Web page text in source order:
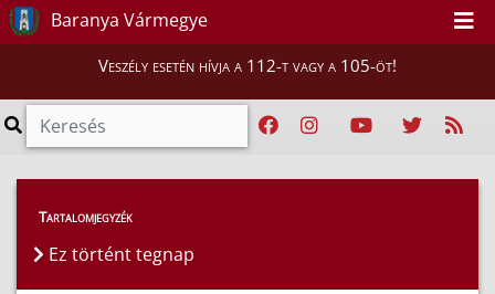
Baranya Vármegye
Veszély esetén hívja a 112-t vagy a 105-öt!
Híreink > Hírek
Tartalomjegyzék
Ez történt tegnap